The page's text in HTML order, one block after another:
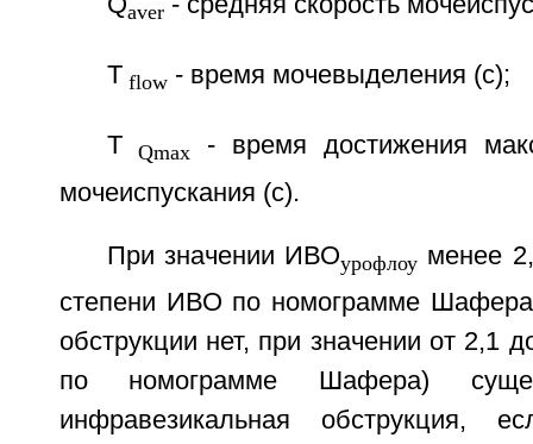
aver
T flow- время мочевыделения (с);
T Qmax- время достижения
мочеиспускания (с).
При значении ИВОурофлоу менее
степени ИВО по номограмме
обструкции нет, при значении от 2,1
по номограмме Шафера)
инфравезикальная обструкция,